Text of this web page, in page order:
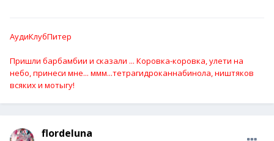
АудиКлубПитер
Пришли барбамбии и сказали ... Коровка-коровка, улети на
небо, принеси мне... ммм...тетрагидроканнабинола, ништяков
всяких и мотыгу!
flordeluna